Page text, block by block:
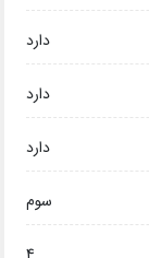
دارد
دارد
دارد
سوم